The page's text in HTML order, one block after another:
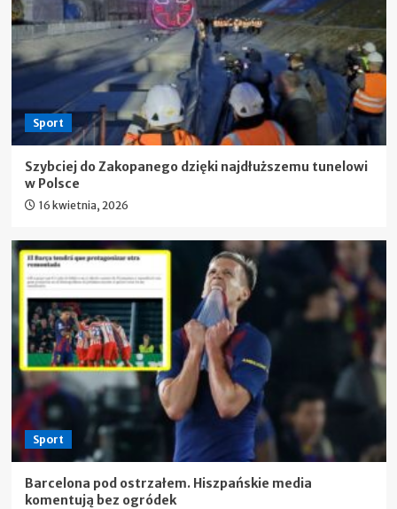
Sport
Szybciej do Zakopanego dzięki najdłuższemu tunelowi
w Polsce
16 kwietnia, 2026
Sport
Barcelona pod ostrzałem. Hiszpańskie media
komentują bez ogródek